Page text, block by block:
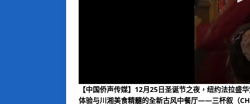
【中国侨声传媒】12月25日圣诞节之夜，纽约法拉盛
体验与川湘美食精髓的全新古风中餐厅——三杯叙（